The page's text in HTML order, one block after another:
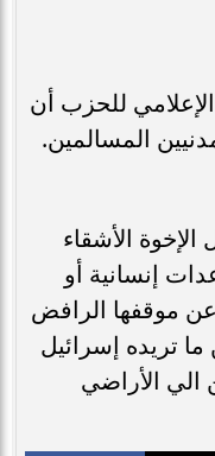
للحزب أن
المسالمين.
الأشقاء
إنسانية أو
عن موقفها الرافض
تريده إسرائيل
الي الأراضي